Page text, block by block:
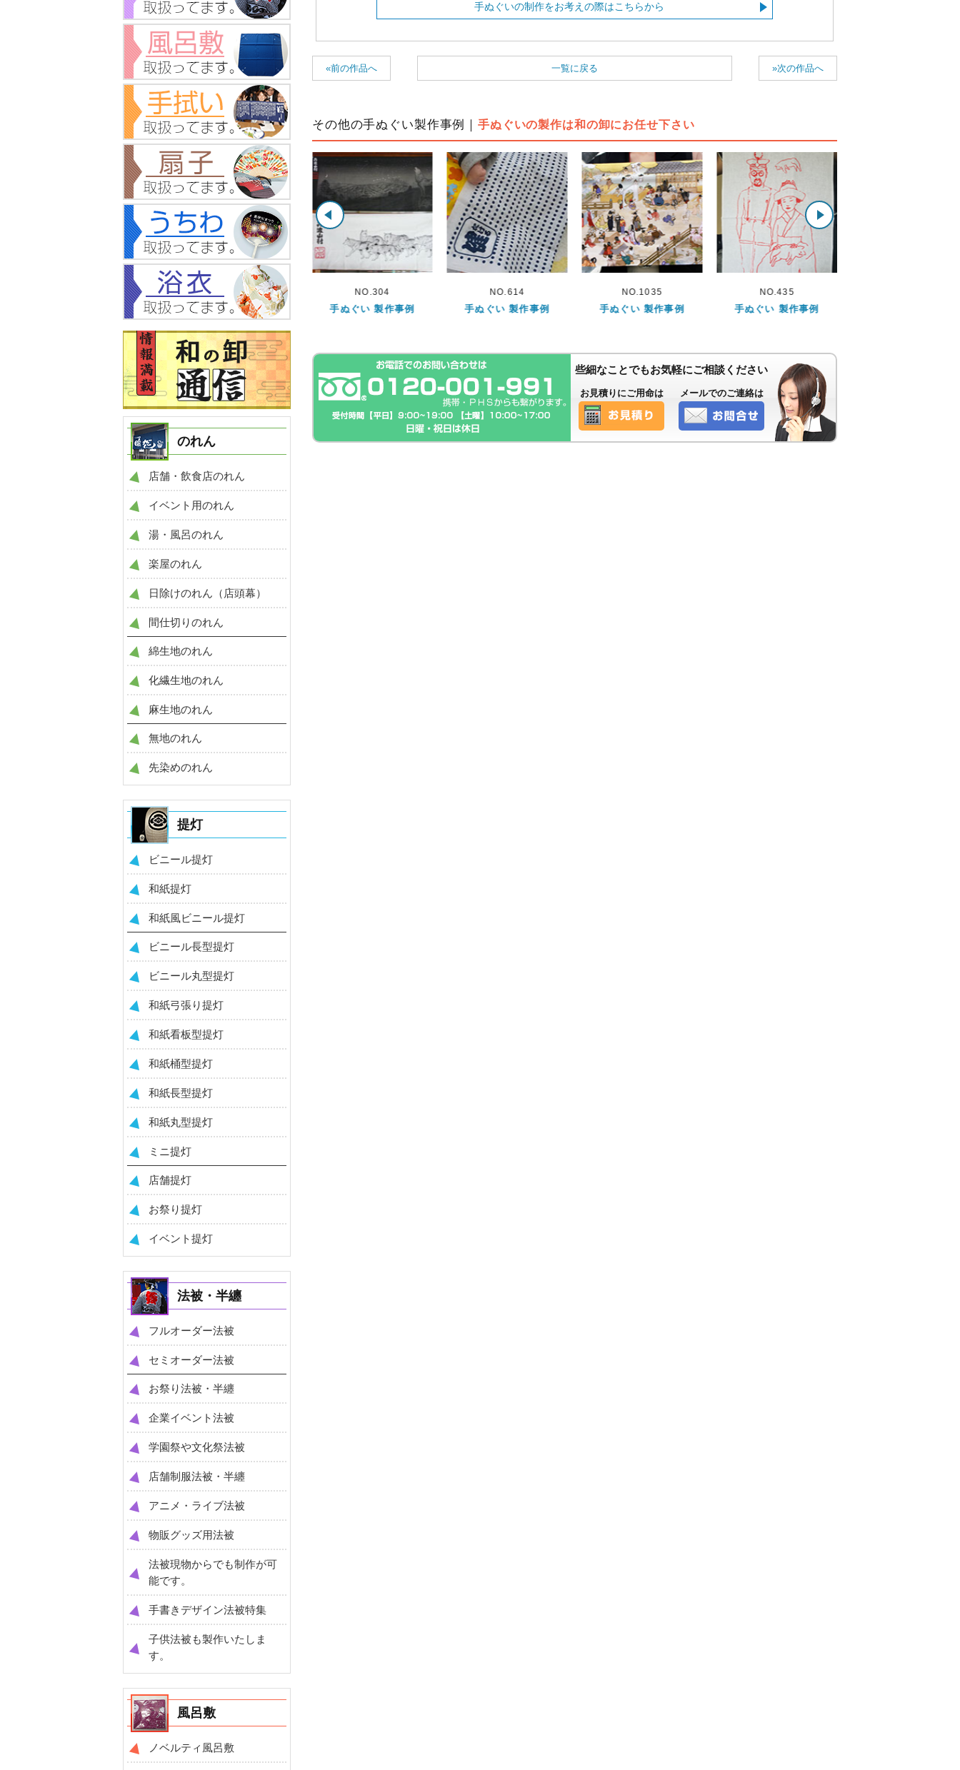
手ぬぐいの制作をお考えの際はこちらから
«前の作品へ »次の作品へ
一覧に戻る
その他の手ぬぐい製作事例｜手ぬぐいの製作は和の卸にお任せ下さい
手ぬぐい 製作事例
NO.304
手ぬぐい 製作事例
NO.614
手ぬぐい 製作事例
NO.1035
手ぬぐい 製作事例
NO.435
手ぬぐい 製作事例
NO.240
手ぬぐい 製作事例
些細なことでもお気軽にご相談ください
お見積りにご用命は メールでのご連絡は
のれん
店舗・飲食店のれん
イベント用のれん
湯・風呂のれん
楽屋のれん
日除けのれん（店頭幕）
間仕切りのれん
綿生地のれん
化繊生地のれん
麻生地のれん
無地のれん
先染めのれん
提灯
ビニール提灯
和紙提灯
和紙風ビニール提灯
ビニール長型提灯
ビニール丸型提灯
和紙弓張り提灯
和紙看板型提灯
和紙桶型提灯
和紙長型提灯
和紙丸型提灯
ミニ提灯
店舗提灯
お祭り提灯
イベント提灯
法被・半纏
フルオーダー法被
セミオーダー法被
お祭り法被・半纏
企業イベント法被
学園祭や文化祭法被
店舗制服法被・半纏
アニメ・ライブ法被
物販グッズ用法被
法被現物からでも制作が可
能です。
手書きデザイン法被特集
子供法被も製作いたしま
す。
風呂敷
ノベルティ風呂敷